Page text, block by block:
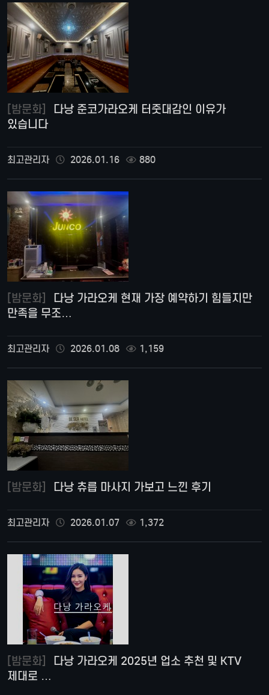
[밤문화]
있습니다
최고관리자 2026.01.16 880
[밤문화]
만족을 무조…
최고관리자 2026.01.08 1,159
[밤문화] 다낭 츄릅 마사지 가보고 느낀 후기
최고관리자 2026.01.07 1,372
[밤문화]
제대로 …